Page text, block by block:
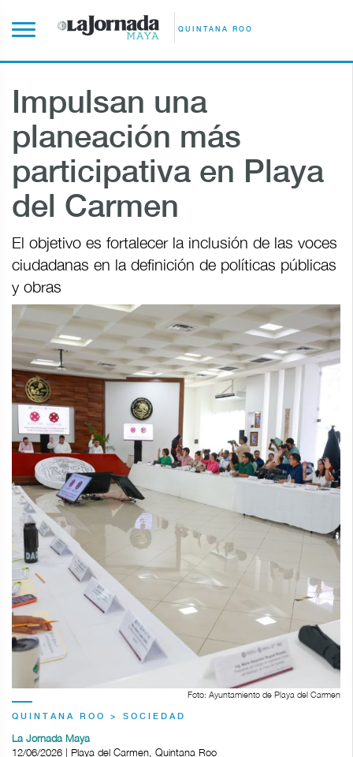
QUINTANA ROO
Impulsan una
planeación más
participativa en Playa
del Carmen
El objetivo es fortalecer la inclusión de las voces
ciudadanas en la definición de políticas públicas
y obras
Foto: Ayuntamiento de Playa del Carmen
QUINTANA ROO > SOCIEDAD
La Jornada Maya
12/06/2026 | Playa del Carmen, Quintana Roo